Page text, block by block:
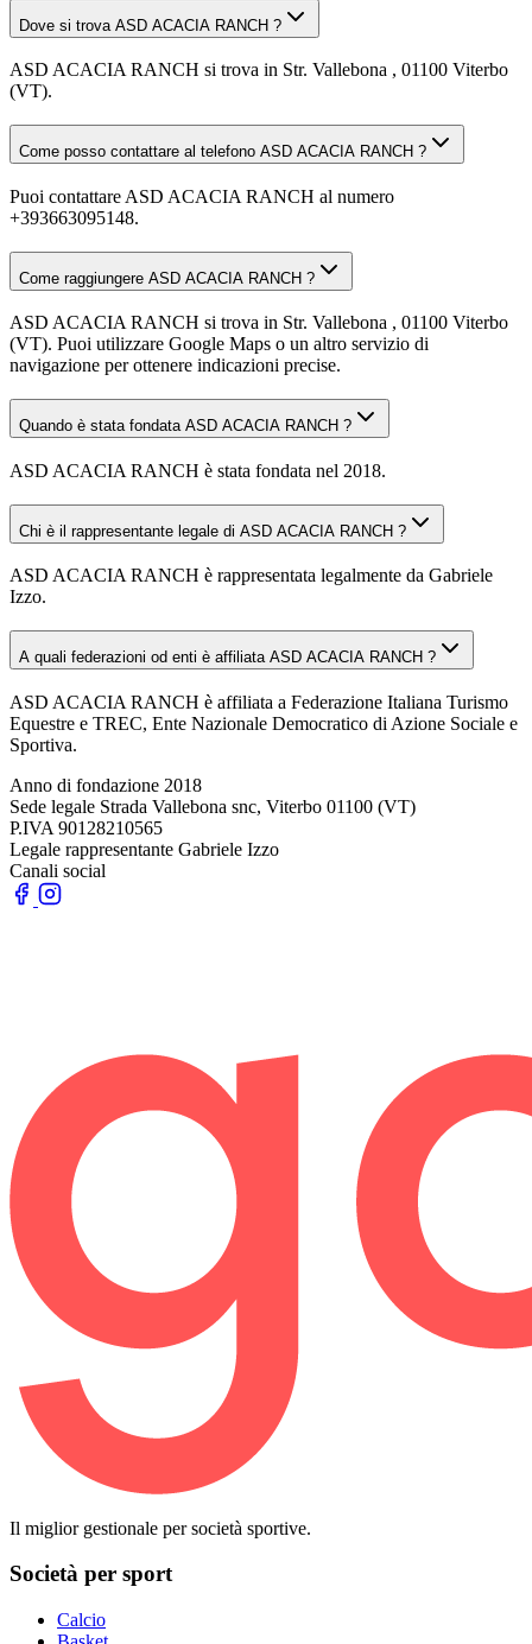
Dove si trova ASD ACACIA RANCH ?
ASD ACACIA RANCH si trova in Str. Vallebona , 01100 Viterbo
(VT).
Come posso contattare al telefono ASD ACACIA RANCH ?
Puoi contattare ASD ACACIA RANCH al numero
+393663095148.
Come raggiungere ASD ACACIA RANCH ?
ASD ACACIA RANCH si trova in Str. Vallebona , 01100 Viterbo
(VT). Puoi utilizzare Google Maps o un altro servizio di
navigazione per ottenere indicazioni precise.
Quando è stata fondata ASD ACACIA RANCH ?
ASD ACACIA RANCH è stata fondata nel 2018.
Chi è il rappresentante legale di ASD ACACIA RANCH ?
ASD ACACIA RANCH è rappresentata legalmente da Gabriele
Izzo.
A quali federazioni od enti è affiliata ASD ACACIA RANCH ?
ASD ACACIA RANCH è affiliata a Federazione Italiana Turismo
Equestre e TREC, Ente Nazionale Democratico di Azione Sociale e
Sportiva.
Anno di fondazione 2018
Sede legale Strada Vallebona snc, Viterbo 01100 (VT)
P.IVA 90128210565
Legale rappresentante Gabriele Izzo
Canali social
Il miglior gestionale per società sportive.
Società per sport
Calcio